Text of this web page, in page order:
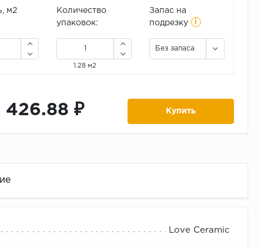
м2
Количество
упаковок:
1.28 м2
Запас на
подрезку
i
Без запаса
426.88 ₽ Купить
Love Ceramic